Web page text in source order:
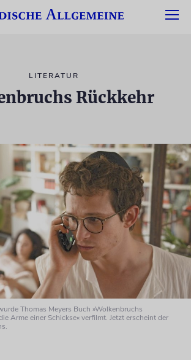
LITERATUR
Rückkehr
Thomas Meyers Buch »Wolkenbruchs
Arme einer Schickse« verfilmt. Jetzt erscheint der